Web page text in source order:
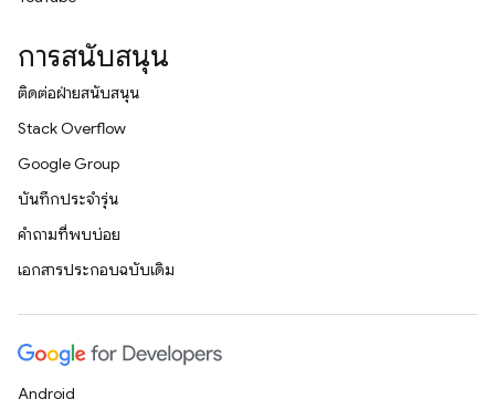
การสนับสนุน
ติดต่อฝ่ายสนับสนุน
Stack Overflow
Google Group
บันทึกประจำรุ่น
คำถามที่พบบ่อย
เอกสารประกอบฉบับเดิม
Android